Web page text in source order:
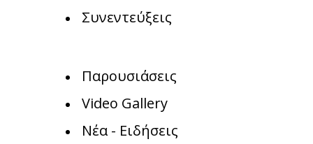
Συνεντεύξεις
Παρουσιάσεις
Video Gallery
Νέα - Ειδήσεις